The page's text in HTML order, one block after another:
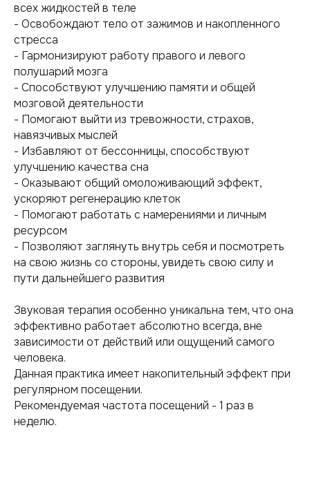
всех жидкостей в теле
- Освобождают тело от зажимов и накопленного
стресса
- Гармонизируют работу правого и левого
полушарий мозга
- Способствуют улучшению памяти и общей
мозговой деятельности
- Помогают выйти из тревожности, страхов,
навязчивых мыслей
- Избавляют от бессонницы, способствуют
улучшению качества сна
- Оказывают общий омоложивающий эффект,
ускоряют регенерацию клеток
- Помогают работать с намерениями и личным
ресурсом
- Позволяют заглянуть внутрь себя и посмотреть
на свою жизнь со стороны, увидеть свою силу и
пути дальнейшего развития
Звуковая терапия особенно уникальна тем, что она
эффективно работает абсолютно всегда, вне
зависимости от действий или ощущений самого
человека.
Данная практика имеет накопительный эффект при
регулярном посещении.
Рекомендуемая частота посещений - 1 раз в
неделю.